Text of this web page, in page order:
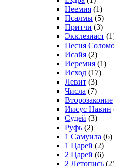
Неемия (1)
Псалмы (5)
Притчи (3)
Экклезиаст
Песня
Исайя (2)
Иеремия (1)
Исход (17)
Левит (3)
Числа (7)
Второзаконие
Иисус Навин
Судей (3)
Руфь (2)
1 Самуила (6)
1 Царей (2)
2 Царей (6)
2 Летопись